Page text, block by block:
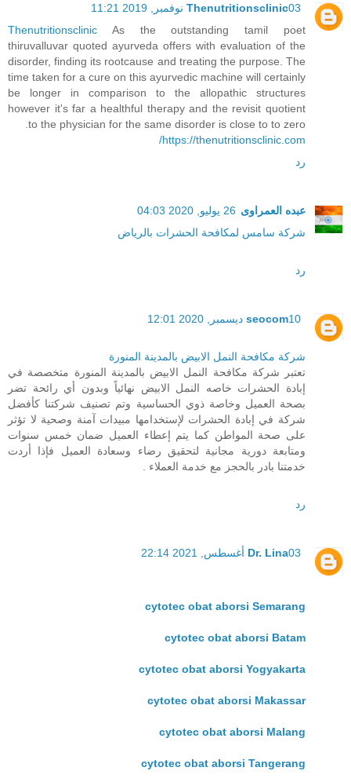
Thenutritionsclinic03 نوفمبر, 2019 11:21
Thenutritionsclinic As the outstanding tamil poet
thiruvalluvar quoted ayurveda offers with evaluation of the
disorder, finding its rootcause and treating the purpose. The
time taken for a cure on this ayurvedic machine will certainly
be longer in comparison to the allopathic structures
however it's far a healthful therapy and the revisit quotient
to the physician for the same disorder is close to to zero.
https://thenutritionsclinic.com/
رد
عبده العمراوى 26 يوليو, 2020 04:03
شركة سامس لمكافحة الحشرات بالرياض
رد
seocom10 ديسمبر, 2020 12:01
شركة مكافحة النمل الابيض بالمدينة المنورة
تعتبر شركة مكافحة النمل الابيض بالمدينة المنورة متخصصة في
إبادة الحشرات خاصه النمل الابيض نهائياً وبدون أي رائحة تضر
بصحة العميل وخاصة ذوي الحساسية وتم تصنيف شركتنا كأفضل
شركة في إبادة الحشرات لإستخدامها مبيدات آمنة وصحية لا تؤثر
على صحة المواطن كما يتم إعطاء العميل ضمان خمس سنوات
ومتابعة دورية مجانية لتحقيق رضاء وسعادة العميل فإذا أردت
خدمتنا بادر بالحجز مع خدمة العملاء .
رد
Dr. Lina03 أغسطس, 2021 22:14
cytotec obat aborsi Semarang
cytotec obat aborsi Batam
cytotec obat aborsi Yogyakarta
cytotec obat aborsi Makassar
cytotec obat aborsi Malang
cytotec obat aborsi Tangerang